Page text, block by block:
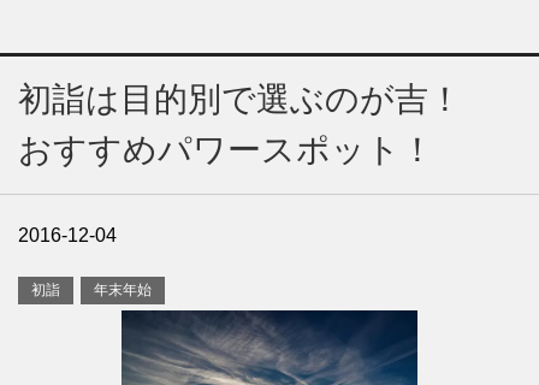
初詣は目的別で選ぶのが吉！
おすすめパワースポット！
2016-12-04
初詣 年末年始